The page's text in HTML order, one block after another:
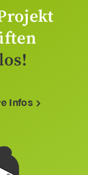
Infos